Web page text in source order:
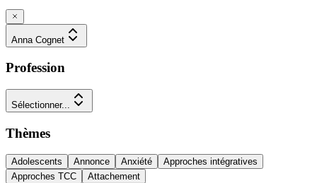
Anna Cognet
Profession
Sélectionner...
Thèmes
Adolescents Annonce Anxiété
Approches intégratives
Approches TCC
Attachement